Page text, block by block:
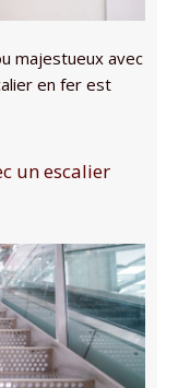
majestueux avec
en fer est
un escalier